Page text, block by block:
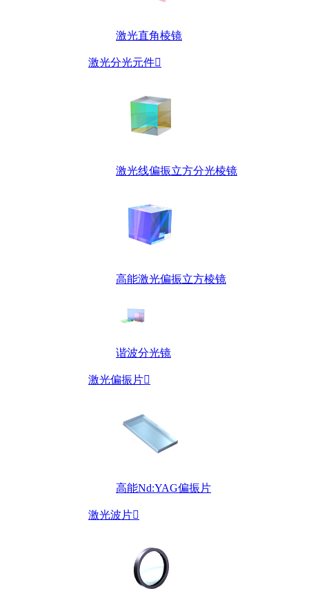
激光直角棱镜
激光分光元件
激光线偏振立方分光棱镜
高能激光偏振立方棱镜
谐波分光镜
激光偏振片
高能Nd:YAG偏振片
激光波片